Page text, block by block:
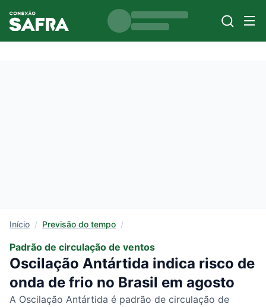
Início / Previsão do tempo /
Padrão de circulação de ventos
Oscilação Antártida indica risco de
onda de frio no Brasil em agosto
A Oscilação Antártida é padrão de circulação de